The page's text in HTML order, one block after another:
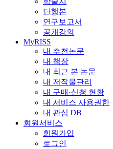
단행본
연구보고서
공개강의
MyRISS
내 추천논문
내 책장
내 최근 본 논문
내 저작물관리
내 구매·신청 현황
내 서비스 사용권한
내 관심 DB
회원서비스
회원가입
로그인